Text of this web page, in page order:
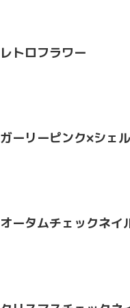
レトロフラワー
ガーリーピンク×シェ
オータムチェックネイ